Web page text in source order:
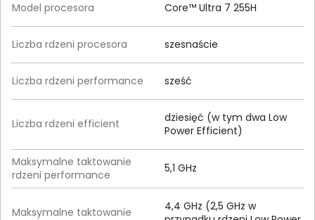
Model procesora Core™ Ultra 7 255H
Liczba rdzeni procesora szesnaście
Liczba rdzeni performance sześć
Liczba rdzeni efficient
dziesięć (w tym dwa Low
Power Efficient)
Maksymalne taktowanie
rdzeni performance
5,1 GHz
Maksymalne taktowanie
4,4 GHz (2,5 GHz w